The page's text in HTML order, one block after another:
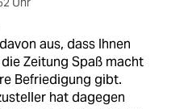
aus, dass Ihnen
Zeitung Spaß macht
Befriedigung gibt.
hat dagegen